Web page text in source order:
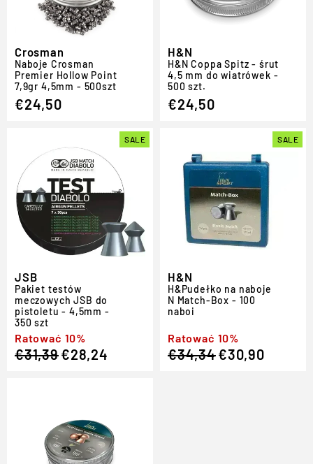
Crosman
Naboje Crosman
Premier Hollow Point
7,9gr 4,5mm - 500szt
€24,50
H&N
H&N Coppa Spitz - śrut
4,5 mm do wiatrówek -
500 szt.
€24,50
SALE
JSB
Pakiet testów
meczowych JSB do
pistoletu - 4,5mm -
350 szt
Ratować 10%
Regular
price
€31,39
Sale
price
€28,24
SALE
H&N
H&Pudełko na naboje
N Match-Box - 100
naboi
Ratować 10%
Regular
price
€34,34
Sale
price
€30,90